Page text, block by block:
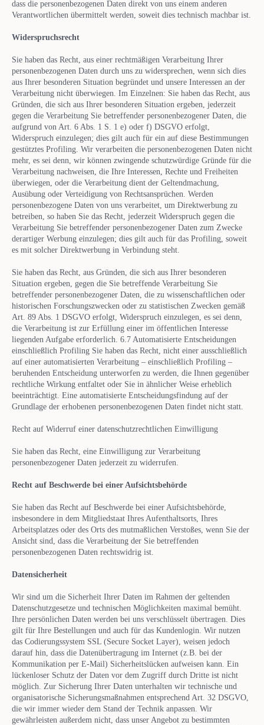
dass die personenbezogenen Daten direkt von uns einem anderen
Verantwortlichen übermittelt werden, soweit dies technisch machbar ist.
Widerspruchsrecht
Sie haben das Recht, aus einer rechtmäßigen Verarbeitung Ihrer
personenbezogenen Daten durch uns zu widersprechen, wenn sich dies
aus Ihrer besonderen Situation begründet und unsere Interessen an der
Verarbeitung nicht überwiegen. Im Einzelnen: Sie haben das Recht, aus
Gründen, die sich aus Ihrer besonderen Situation ergeben, jederzeit
gegen die Verarbeitung Sie betreffender personenbezogener Daten, die
aufgrund von Art. 6 Abs. 1 S. 1 e) oder f) DSGVO erfolgt,
Widerspruch einzulegen; dies gilt auch für ein auf diese Bestimmungen
gestütztes Profiling. Wir verarbeiten die personenbezogenen Daten nicht
mehr, es sei denn, wir können zwingende schutzwürdige Gründe für die
Verarbeitung nachweisen, die Ihre Interessen, Rechte und Freiheiten
überwiegen, oder die Verarbeitung dient der Geltendmachung,
Ausübung oder Verteidigung von Rechtsansprüchen. Werden
personenbezogene Daten von uns verarbeitet, um Direktwerbung zu
betreiben, so haben Sie das Recht, jederzeit Widerspruch gegen die
Verarbeitung Sie betreffender personenbezogener Daten zum Zwecke
derartiger Werbung einzulegen; dies gilt auch für das Profiling, soweit
es mit solcher Direktwerbung in Verbindung steht.
Sie haben das Recht, aus Gründen, die sich aus Ihrer besonderen
Situation ergeben, gegen die Sie betreffende Verarbeitung Sie
betreffender personenbezogener Daten, die zu wissenschaftlichen oder
historischen Forschungszwecken oder zu statistischen Zwecken gemäß
Art. 89 Abs. 1 DSGVO erfolgt, Widerspruch einzulegen, es sei denn,
die Verarbeitung ist zur Erfüllung einer im öffentlichen Interesse
liegenden Aufgabe erforderlich. 6.7 Automatisierte Entscheidungen
einschließlich Profiling Sie haben das Recht, nicht einer ausschließlich
auf einer automatisierten Verarbeitung – einschließlich Profiling –
beruhenden Entscheidung unterworfen zu werden, die Ihnen gegenüber
rechtliche Wirkung entfaltet oder Sie in ähnlicher Weise erheblich
beeinträchtigt. Eine automatisierte Entscheidungsfindung auf der
Grundlage der erhobenen personenbezogenen Daten findet nicht statt.
Recht auf Widerruf einer datenschutzrechtlichen Einwilligung
Sie haben das Recht, eine Einwilligung zur Verarbeitung
personenbezogener Daten jederzeit zu widerrufen.
Recht auf Beschwerde bei einer Aufsichtsbehörde
Sie haben das Recht auf Beschwerde bei einer Aufsichtsbehörde,
insbesondere in dem Mitgliedstaat Ihres Aufenthaltsorts, Ihres
Arbeitsplatzes oder des Orts des mutmaßlichen Verstoßes, wenn Sie der
Ansicht sind, dass die Verarbeitung der Sie betreffenden
personenbezogenen Daten rechtswidrig ist.
Datensicherheit
Wir sind um die Sicherheit Ihrer Daten im Rahmen der geltenden
Datenschutzgesetze und technischen Möglichkeiten maximal bemüht.
Ihre persönlichen Daten werden bei uns verschlüsselt übertragen. Dies
gilt für Ihre Bestellungen und auch für das Kundenlogin. Wir nutzen
das Codierungssystem SSL (Secure Socket Layer), weisen jedoch
darauf hin, dass die Datenübertragung im Internet (z.B. bei der
Kommunikation per E-Mail) Sicherheitslücken aufweisen kann. Ein
lückenloser Schutz der Daten vor dem Zugriff durch Dritte ist nicht
möglich. Zur Sicherung Ihrer Daten unterhalten wir technische und
organisatorische Sicherungsmaßnahmen entsprechend Art. 32 DSGVO,
die wir immer wieder dem Stand der Technik anpassen. Wir
gewährleisten außerdem nicht, dass unser Angebot zu bestimmten